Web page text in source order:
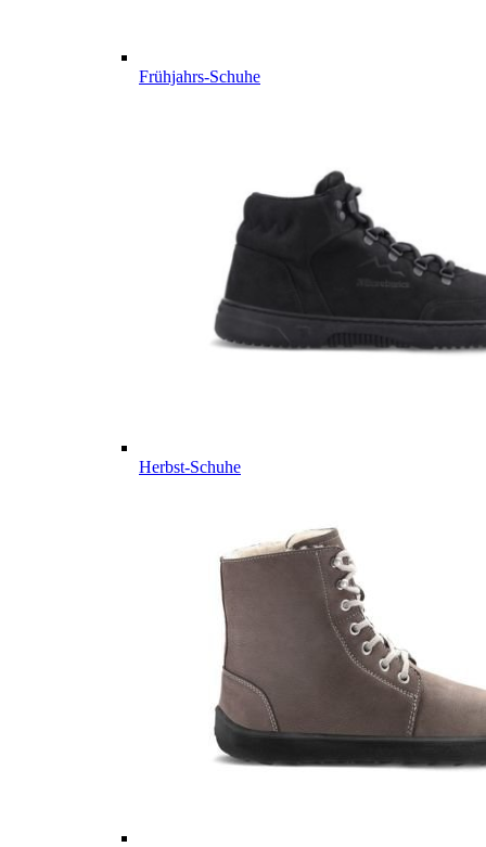
Frühjahrs-Schuhe
Herbst-Schuhe